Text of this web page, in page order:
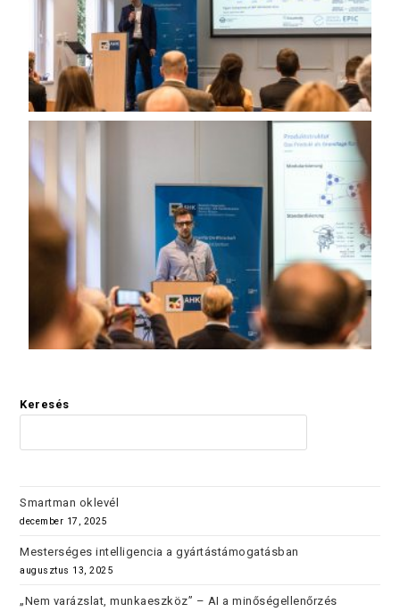
Keresés
Smartman oklevél
december 17, 2025
Mesterséges intelligencia a gyártástámogatásban
augusztus 13, 2025
„Nem varázslat, munkaeszköz” – AI a minőségellenőrzés